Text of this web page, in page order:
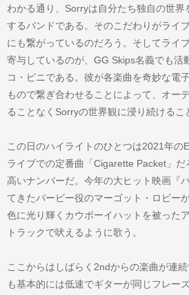
わかる通り、Sorryは自分たち独自の世界
するバンドである。そのこだわりがライ
にも繋がっているのだろう。そしてライ
寄与しているのが、GG Skips名義でも活
コ・ピニである。彼が各楽曲を奇妙な電
もので繋ぎ合わせることによって、オー
ることなくSorryの世界観に浸り続けるこ
この日のハイライトのひとつは2021年の
ライブでの定番曲「Cigarette Packet」
高いナンバーだ。今年の大ヒット映画『
てきたバービー役のマーゴット・ロビー
色に光り輝くカウボーイハットを被った
トラックで吠えるように歌う。
ここからはしばらく2ndからの楽曲が連
も基本的には低速でギターが同じフレー